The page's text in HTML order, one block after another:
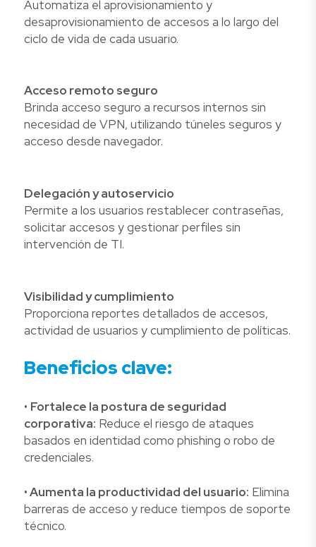
Automatiza el aprovisionamiento y
desaprovisionamiento de accesos a lo largo del
ciclo de vida de cada usuario.
Acceso remoto seguro
Brinda acceso seguro a recursos internos sin
necesidad de VPN, utilizando túneles seguros y
acceso desde navegador.
Delegación y autoservicio
Permite a los usuarios restablecer contraseñas,
solicitar accesos y gestionar perfiles sin
intervención de TI.
Visibilidad y cumplimiento
Proporciona reportes detallados de accesos,
actividad de usuarios y cumplimiento de políticas.
Beneficios clave:
• Fortalece la postura de seguridad
corporativa: Reduce el riesgo de ataques
basados en identidad como phishing o robo de
credenciales.
•Aumenta la productividad del usuario: Elimina
barreras de acceso y reduce tiempos de soporte
técnico.